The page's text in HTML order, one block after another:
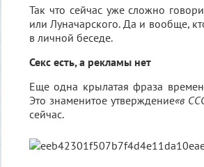
Так что сейчас уже сложно
или Луначарского. Да и вообще,
в личной беседе.
Секс есть, а рекламы нет
Еще одна крылатая фраза
Это знаменитое утверждение«в
сейчас.